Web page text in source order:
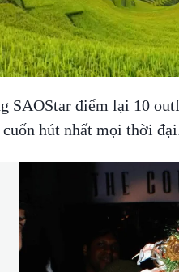
SAOStar điểm lại 10
hút nhất mọi thời